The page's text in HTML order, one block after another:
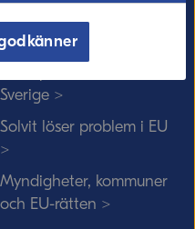
EU-rätten
Sverige >
Solvit löser problem i EU
>
Myndigheter, kommuner
och EU-rätten >